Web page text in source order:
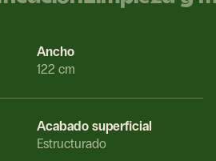
Ancho
122 cm
Acabado superficial
Estructurado